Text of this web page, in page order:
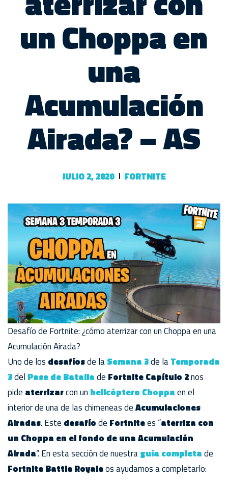
un Choppa en
una
Acumulación
Airada? – AS
JULIO 2, 2020 FORTNITE
Desafío de Fortnite: ¿cómo aterrizar con un Choppa en una
Acumulación Airada?
Uno de los desafíosde laSemana 3de laTemporada
3del Pase de Batallade Fortnite Capítulo 2nos
pide aterrizarcon un helicóptero Choppaen el
interior de una de las chimeneas deAcumulaciones
Airadas. Este desafíode Fortnitees “aterriza con
un Choppa en el fondo de una Acumulación
Airada“. En esta sección de nuestraguía completade
Fortnite Battle Royaleos ayudamos a completarlo: